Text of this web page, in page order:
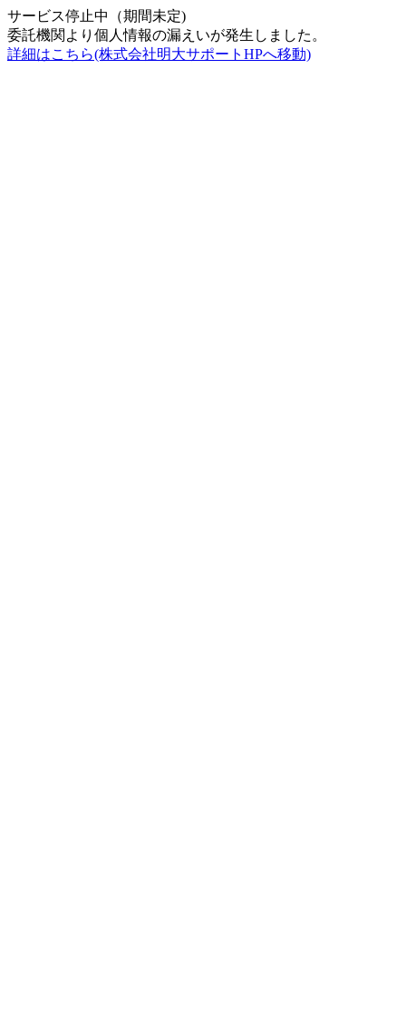
サービス停止中（期間未定)
委託機関より個人情報の漏えいが発生しました。
詳細はこちら(株式会社明大サポートHPへ移動)